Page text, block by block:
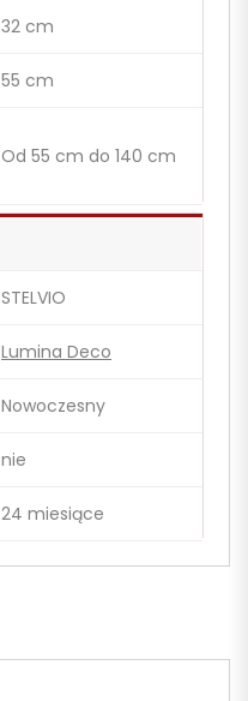
32 cm
55 cm
Od 55 cm do 140 cm
STELVIO
Lumina Deco
Nowoczesny
nie
24 miesiące